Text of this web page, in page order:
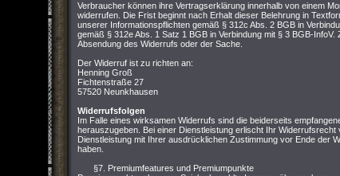
Verbraucher können ihre Vertragserklärung innerhalb von einem
widerrufen. Die Frist beginnt nach Erhalt dieser Belehrung in
unserer Informationspflichten gemäß § 312c Abs. 2 BGB in
gemäß § 312e Abs. 1 Satz 1 BGB in Verbindung mit § 3 BGB-
Absendung des Widerrufs oder der Sache.
Der Widerruf ist zu richten an:
Henning Groß
Fichtenstraße 27
57520 Neunkhausen
Widerrufsfolgen
Im Falle eines wirksamen Widerrufs sind die beiderseits
herauszugeben. Bei einer Dienstleistung erlischt Ihr
Dienstleistung mit Ihrer ausdrücklichen Zustimmung vor Ende der
haben.
§7. Premiumfeatures und Premiumpunkte